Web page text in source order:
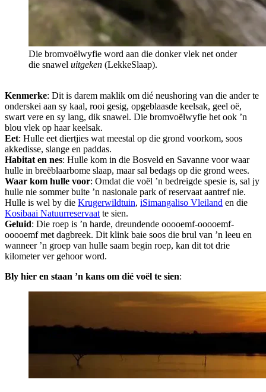
Die bromvoëlwyfie word aan die donker vlek net onder
die snawel uitgeken (LekkeSlaap).
Kenmerke: Dit is darem maklik om dié neushoring van die ander te
onderskei aan sy kaal, rooi gesig, opgeblaasde keelsak, geel oë,
swart vere en sy lang, dik snawel. Die bromvoëlwyfie het ook ’n
blou vlek op haar keelsak.
Eet: Hulle eet diertjies wat meestal op die grond voorkom, soos
akkedisse, slange en paddas.
Habitat en nes: Hulle kom in die Bosveld en Savanne voor waar
hulle in breëblaarbome slaap, maar sal bedags op die grond wees.
Waar kom hulle voor: Omdat die voël ’n bedreigde spesie is, sal jy
hulle nie sommer buite ’n nasionale park of reservaat aantref nie.
Hulle is wel by die Krugerwildtuin, iSimangaliso Vleiland en die
Kosibaai Natuurreservaat te sien.
Geluid: Die roep is ’n harde, dreundende ooooemf-ooooemf-
ooooemf met dagbreek. Dit klink baie soos die brul van ’n leeu en
wanneer ’n groep van hulle saam begin roep, kan dit tot drie
kilometer ver gehoor word.
Bly hier en staan ’n kans om dié voël te sien: